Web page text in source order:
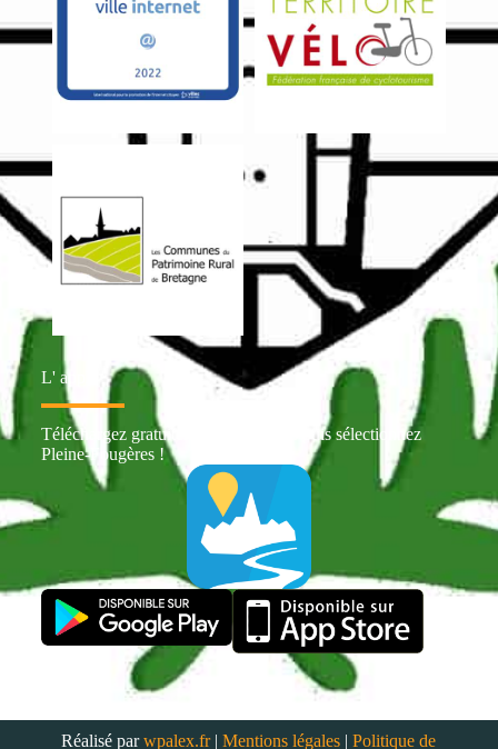
L' appli
Téléchargez gratuitement Intramuros puis sélectionnez
Pleine-Fougères !
Réalisé parwpalex.fr|Mentions légales |Politique de